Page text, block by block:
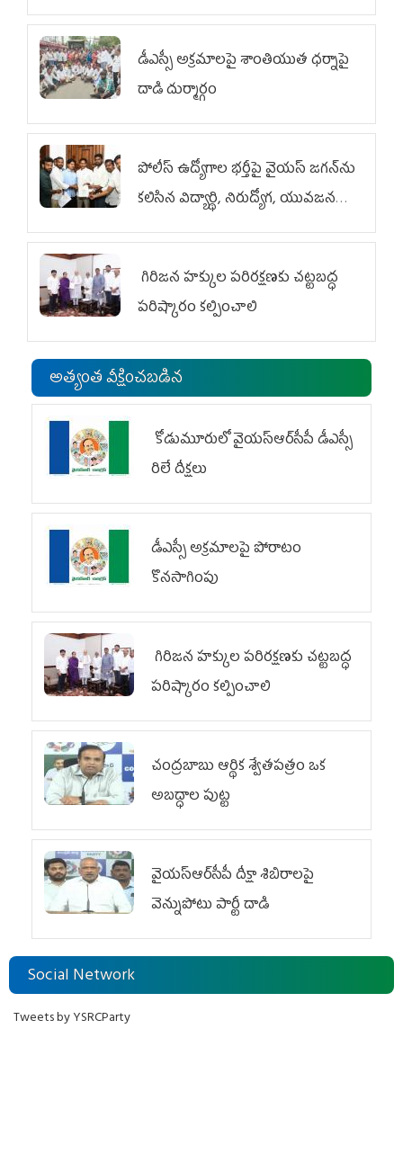
డీఎస్సీ అక్రమాలపై శాంతియుత ధర్నాపై
దాడి దుర్మార్గం
పోలీస్ ఉద్యోగాల భర్తీపై వైయస్ జగన్‌ను
కలిసిన విద్యార్థి, నిరుద్యోగ, యువజన
జేఏసీ
గిరిజన హక్కుల పరిరక్షణకు చట్టబద్ధ
పరిష్కారం కల్పించాలి
అత్యంత వీక్షించబడిన
కోడుమూరులో వైయ‌స్ఆర్‌సీపీ డీఎస్సీ
రిలే దీక్షలు
డీఎస్సీ అక్రమాలపై పోరాటం
కొనసాగింపు
గిరిజన హక్కుల పరిరక్షణకు చట్టబద్ధ
పరిష్కారం కల్పించాలి
చంద్రబాబు ఆర్థిక శ్వేతపత్రం ఒక
అబద్ధాల పుట్ట
వైయ‌స్ఆర్‌సీపీ దీక్షా శిబిరాలపై
వెన్నుపోటు పార్టీ దాడి
Social Network
Tweets by YSRCParty